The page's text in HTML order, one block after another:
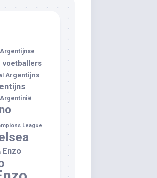
Argentijnse
voetballers
Argentijns
Argentinië
League
Enzo